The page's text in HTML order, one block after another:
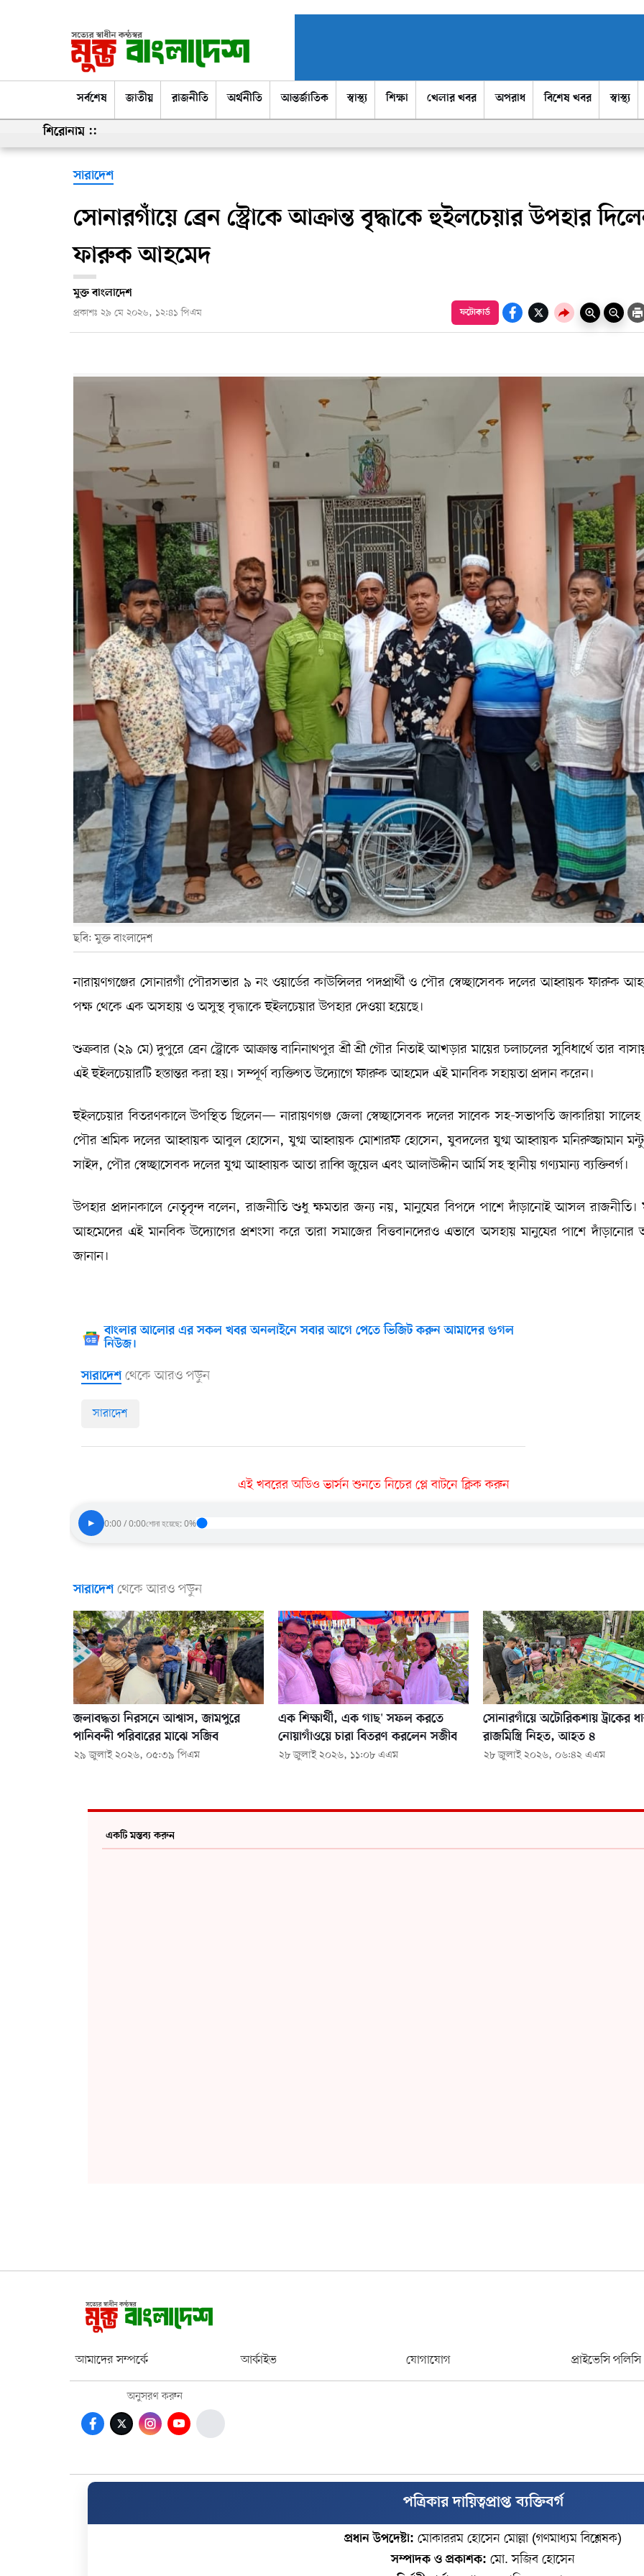
সর্বশেষ
সর্বশেষ জাতীয় রাজনীতি অর্থনীতি আন্তর্জাতিক স্বাস্থ্য শিক্ষা খেলার খবর অপরাধ বিশেষ খবর স্বাস্থ্য
শিরোনাম ::
সারাদেশ
সোনারগাঁয়ে ব্রেন স্ট্রোকে আক্রান্ত বৃদ্ধাকে হুইলচেয়ার উপহার
ফারুক আহমেদ
মুক্ত বাংলাদেশ
প্রকাশঃ ২৯ মে ২০২৬, ১২:৪১ পিএম ফটোকার্ড
ছবি: মুক্ত বাংলাদেশ
নারায়ণগঞ্জের সোনারগাঁ পৌরসভার ৯ নং ওয়ার্ডের কাউন্সিলর পদপ্রার্থী ও পৌর স্বেচ্ছাসেবক দলের আহ্বায়ক ফারুক
পক্ষ থেকে এক অসহায় ও অসুস্থ বৃদ্ধাকে হুইলচেয়ার উপহার দেওয়া হয়েছে।
শুক্রবার (২৯ মে) দুপুরে ব্রেন স্ট্রোকে আক্রান্ত বানিনাথপুর শ্রী শ্রী গৌর নিতাই আখড়ার মায়ের চলাচলের সুবিধার্থে তার
এই হুইলচেয়ারটি হস্তান্তর করা হয়। সম্পূর্ণ ব্যক্তিগত উদ্যোগে ফারুক আহমেদ এই মানবিক সহায়তা প্রদান করেন।
হুইলচেয়ার বিতরণকালে উপস্থিত ছিলেন— নারায়ণগঞ্জ জেলা স্বেচ্ছাসেবক দলের সাবেক সহ-সভাপতি জাকারিয়া
পৌর শ্রমিক দলের আহ্বায়ক আবুল হোসেন, যুগ্ম আহ্বায়ক মোশারফ হোসেন, যুবদলের যুগ্ম আহ্বায়ক মনিরুজ্জামান
সাইদ, পৌর স্বেচ্ছাসেবক দলের যুগ্ম আহ্বায়ক আতা রাব্বি জুয়েল এবং আলাউদ্দীন আর্মি সহ স্থানীয় গণ্যমান্য ব্যক্তিবর্গ।
উপহার প্রদানকালে নেতৃবৃন্দ বলেন, রাজনীতি শুধু ক্ষমতার জন্য নয়, মানুষের বিপদে পাশে দাঁড়ানোই আসল
আহমেদের এই মানবিক উদ্যোগের প্রশংসা করে তারা সমাজের বিত্তবানদেরও এভাবে অসহায় মানুষের পাশে দাঁড়ানোর
জানান।
বাংলার আলোর এর সকল খবর অনলাইনে সবার আগে পেতে ভিজিট করুন আমাদের গুগল
নিউজ।
সারাদেশথেকে আরও পড়ুন
সারাদেশ
এই খবরের অডিও ভার্সন শুনতে নিচের প্লে বাটনে ক্লিক করুন
▶ 0:00 / 0:00শোনা হয়েছে: 0%
সারাদেশথেকে আরও পড়ুন
জলাবদ্ধতা নিরসনে আশ্বাস, জামপুরে
পানিবন্দী পরিবারের মাঝে সজিব
২৯ জুলাই ২০২৬, ০৫:৩৯ পিএম
এক শিক্ষার্থী, এক গাছ' সফল করতে
নোয়াগাঁওয়ে চারা বিতরণ করলেন সজীব
২৮ জুলাই ২০২৬, ১১:০৮ এএম
সোনারগাঁয়ে অটোরিকশায় ট্রাকের
রাজমিস্ত্রি নিহত, আহত ৪
২৮ জুলাই ২০২৬, ০৬:৪২ এএম
একটি মন্তব্য করুন
আমাদের সম্পর্কে আর্কাইভ যোগাযোগ প্রাইভেসি পলিসি
অনুসরণ করুন
পত্রিকার দায়িত্বপ্রাপ্ত ব্যক্তিবর্গ
প্রধান উপদেষ্টা: মোকাররম হোসেন মোল্লা (গণমাধ্যম বিশ্লেষক)
সম্পাদক ও প্রকাশক: মো. সজিব হোসেন